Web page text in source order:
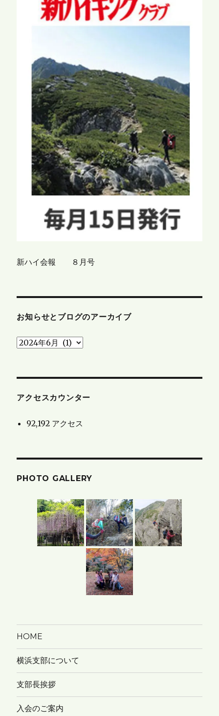
新ハイ会報 ８月号
お知らせとブログのアーカイブ
お
と
ロ
ー
アクセスカウンター
92,192 アクセス
PHOTO GALLERY
HOME
横浜支部について
支部長挨拶
入会のご案内